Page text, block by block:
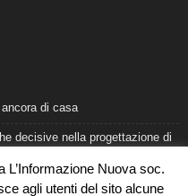
di casa
decisive nella progettazione di
2026 sulla qualità del mare
L’Informazione Nuova soc.
agli utenti del sito alcune